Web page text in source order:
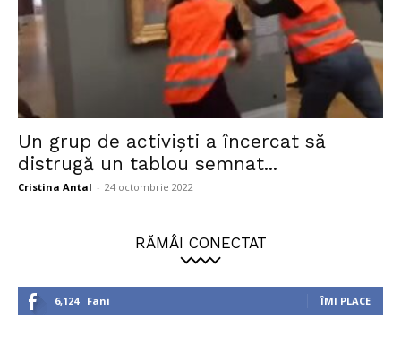
Investigații
Un grup de activiști a încercat să
distrugă un tablou semnat...
Cristina Antal - 24 octombrie 2022
RĂMÂI CONECTAT
6,124 Fani ÎMI PLACE